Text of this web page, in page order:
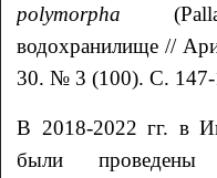
polymorpha
водохранилище //
30. № 3 (100). С.
В 2018-2022 гг. в
были проведены